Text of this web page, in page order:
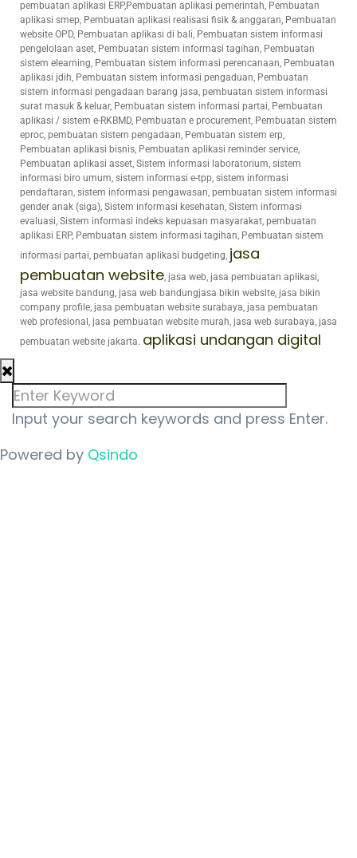
pembuatan aplikasi ERP,Pembuatan aplikasi pemerintah, Pembuatan
aplikasi smep, Pembuatan aplikasi realisasi fisik & anggaran, Pembuatan
website OPD, Pembuatan aplikasi di bali, Pembuatan sistem informasi
pengelolaan aset, Pembuatan sistem informasi tagihan, Pembuatan
sistem elearning, Pembuatan sistem informasi perencanaan, Pembuatan
aplikasi jdih, Pembuatan sistem informasi pengaduan, Pembuatan
sistem informasi pengadaan barang jasa, pembuatan sistem informasi
surat masuk & keluar, Pembuatan sistem informasi partai, Pembuatan
aplikasi / sistem e-RKBMD, Pembuatan e procurement, Pembuatan sistem
eproc, pembuatan sistem pengadaan, Pembuatan sistem erp,
Pembuatan aplikasi bisnis, Pembuatan aplikasi reminder service,
Pembuatan aplikasi asset, Sistem informasi laboratorium, sistem
informasi biro umum, sistem informasi e-tpp, sistem informasi
pendaftaran, sistem informasi pengawasan, pembuatan sistem informasi
gender anak (siga), Sistem informasi kesehatan, Sistem informasi
evaluasi, Sistem informasi indeks kepuasan masyarakat, pembuatan
aplikasi ERP, Pembuatan sistem informasi tagihan, Pembuatan sistem
informasi partai, pembuatan aplikasi budgeting, jasa
pembuatan website, jasa web, jasa pembuatan aplikasi,
jasa website bandung, jasa web bandungjasa bikin website, jasa bikin
company profile, jasa pembuatan website surabaya, jasa pembuatan
web profesional, jasa pembuatan website murah, jasa web surabaya, jasa
pembuatan website jakarta. aplikasi undangan digital
Input your search keywords and press Enter.
Powered by Qsindo